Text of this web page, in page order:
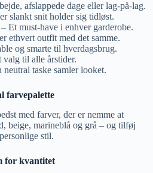
afslappede dage eller lag-på-lag.
slankt snit holder sig tidløst.
must-have i enhver garderobe.
ethvert outfit med det samme.
og smarte til hverdagsbrug.
til alle årstider.
taske samler looket.
farvepalette
med farver, der er nemme at
beige, marineblå og grå – og tilføj
stil.
for kvantitet